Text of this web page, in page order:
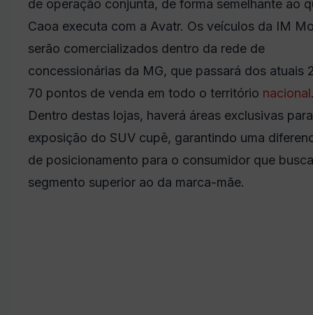
de operação conjunta, de forma semelhante ao
Caoa executa com a Avatr. Os veículos da IM
serão comercializados dentro da rede de
concessionárias da MG, que passará dos atuais
70 pontos de venda em todo o território nacional
Dentro destas lojas, haverá áreas exclusivas
exposição do SUV cupê, garantindo uma
de posicionamento para o consumidor que
segmento superior ao da marca-mãe.